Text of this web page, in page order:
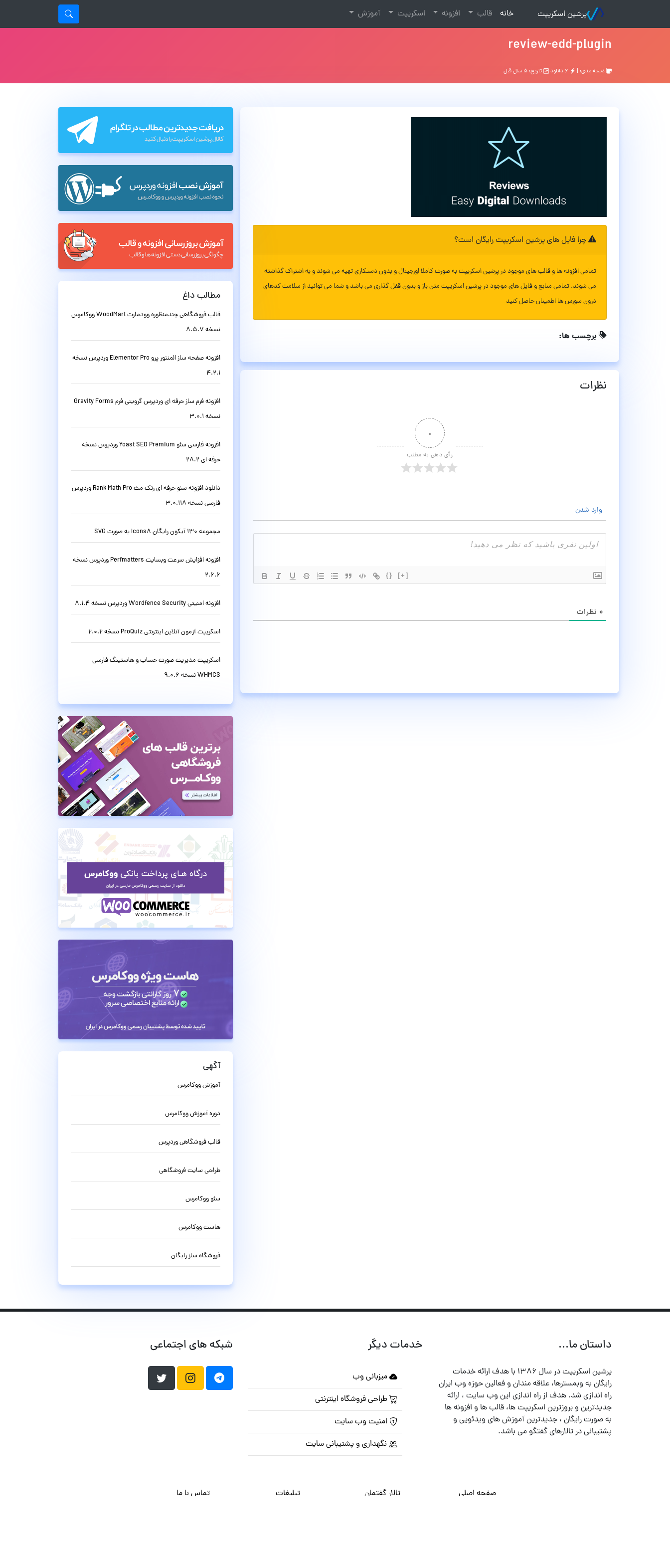
پرشین اسکریپت خانه
(current) قالب افزونه اسکریپت آموزش
review-edd-plugin
دسته بندی: | تاریخ: ۵ سال قبل
چرا فایل های پرشین اسکریپت رایگان است؟
تمامی افزونه ها و قالب های موجود در پرشین اسکریپت به صورت کاملا اورجینال و بدون دستکاری تهیه می شوند و به اشتراک گذاشته
می شوند. تمامی منابع و فایل های موجود در پرشین اسکریپت متن باز و بدون قفل گذاری می باشد و شما می توانید از سلامت کدهای
درون سورس ها اطمینان حاصل کنید
برچسب ها:
نظرات
۰
رأی دهی به مطلب
وارد شدن
{} [+]
۰ نظرات
مطالب داغ
قالب فروشگاهی چندمنظوره وودمارت WoodMart ووکامرس
نسخه 8.5.7
افزونه صفحه ساز المنتور پرو Elementor Pro وردپرس نسخه
4.2.1
افزونه فرم ساز حرفه ای وردپرس گرویتی فرم Gravity Forms
نسخه 3.0.1
افزونه فارسی سئو Yoast SEO Premium وردپرس نسخه
حرفه ای 28.2
دانلود افزونه سئو حرفه ای رنک مث Rank Math Pro وردپرس
فارسی نسخه 3.0.118
مجموعه 130 آیکون رایگان Icons8 به صورت SVG
افزونه افزایش سرعت وبسایت Perfmatters وردپرس نسخه
2.6.6
افزونه امنیتی Wordfence Security وردپرس نسخه 8.1.4
اسکریپت آزمون آنلاین اینترنتی ProQuiz نسخه 2.0.2
اسکریپت مدیریت صورت حساب و هاستینگ فارسی
WHMCS نسخه 9.0.6
آگهی
آموزش ووکامرس
دوره آموزش ووکامرس
قالب فروشگاهی وردپرس
طراحی سایت فروشگاهی
سئو ووکامرس
هاست ووکامرس
فروشگاه ساز رایگان
داستان ما...
پرشین اسکریپت در سال ۱۳۸۶ با هدف ارائه خدمات
رایگان به وبمسترها، علاقه مندان و فعالین حوزه وب ایران
راه اندازی شد. هدف از راه اندازی این وب سایت ، ارائه
جدیدترین و بروزترین اسکریپت ها، قالب ها و افزونه ها
به صورت رایگان ، جدیدترین آموزش های ویدئویی و
پشتیبانی در تالارهای گفتگو می باشد.
خدمات دیگر
میزبانی وب
طراحی فروشگاه اینترنتی
امنیت وب سایت
نگهداری و پشتیبانی سایت
شبکه های اجتماعی
صفحه اصلی تالار گفتمان تبلیغات تماس با ما